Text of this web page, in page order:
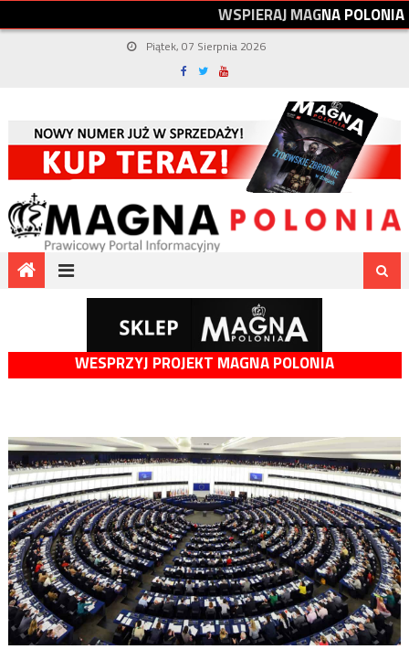
WSPIERAJMAGNAPOLONIA
Piątek, 07 Sierpnia 2026
WESPRZYJ PROJEKT MAGNA POLONIA